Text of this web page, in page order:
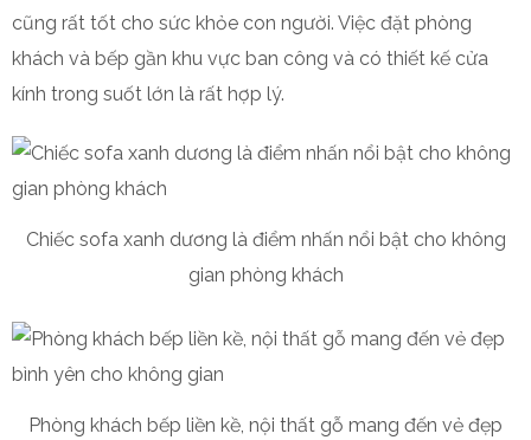
cũng rất tốt cho sức khỏe con người. Việc đặt phòng
khách và bếp gần khu vực ban công và có thiết kế cửa
kính trong suốt lớn là rất hợp lý.
Chiếc sofa xanh dương là điểm nhấn nổi bật cho không
gian phòng khách
Phòng khách bếp liền kề, nội thất gỗ mang đến vẻ đẹp